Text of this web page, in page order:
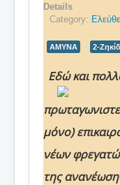
Details
Category:
ΑΜΥΝΑ 2-
Εδώ και
μόνο)
νέων
της